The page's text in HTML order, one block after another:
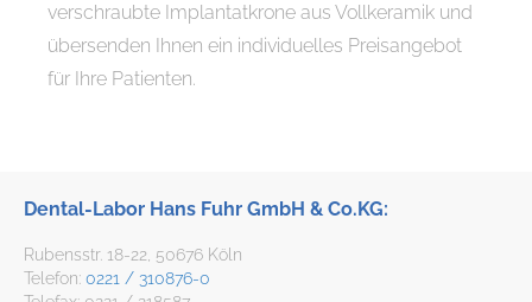
verschraubte Implantatkrone aus Vollkeramik und
übersenden Ihnen ein individuelles Preisangebot
für Ihre Patienten.
Dental-Labor Hans Fuhr GmbH & Co.KG:
Rubensstr. 18-22, 50676 Köln
Telefon: 0221 / 310876-0